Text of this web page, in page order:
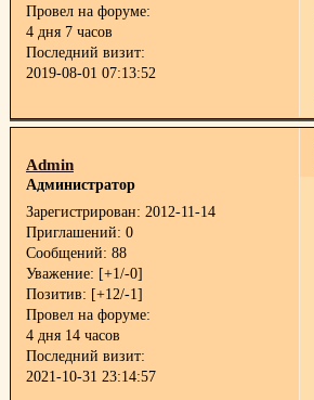
Провел на форуме:
4 дня 7 часов
Последний визит:
2019-08-01 07:13:52
Admin
Администратор
Зарегистрирован: 2012-11-14
Приглашений: 0
Сообщений: 88
Уважение: [+1/-0]
Позитив: [+12/-1]
Провел на форуме:
4 дня 14 часов
Последний визит:
2021-10-31 23:14:57